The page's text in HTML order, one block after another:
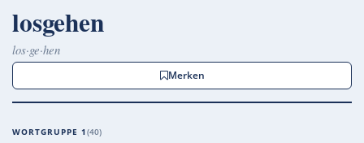
losgehen
los·ge·hen
Merken
WORTGRUPPE 1 40